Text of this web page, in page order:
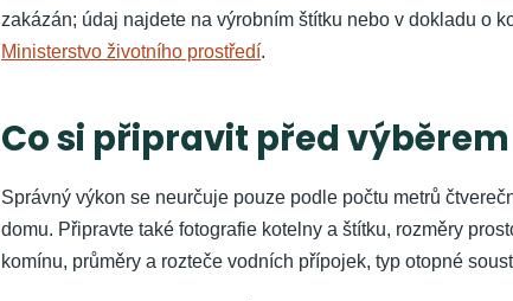
zakázán; údaj najdete na výrobním štítku nebo v dokladu o
Ministerstvo životního prostředí.
Co si připravit před
Správný výkon se neurčuje pouze podle počtu metrů
domu. Připravte také fotografie kotelny a štítku, rozměry
komínu, průměry a rozteče vodních přípojek, typ otopné